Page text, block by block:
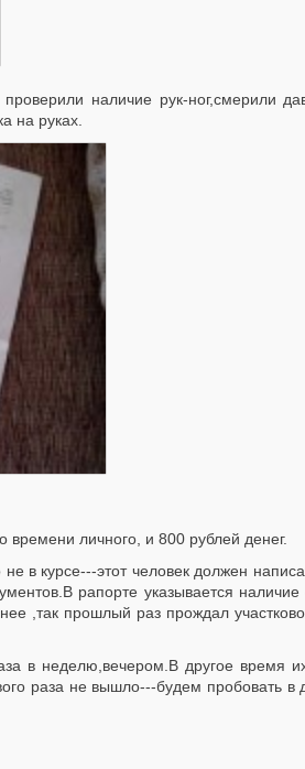
наличие рук-ног,смерили
на руках.
времени личного, и 800 рублей денег.
в курсе---этот человек должен
рапорте указывается
,так прошлый раз прождал
в неделю,вечером.В другое время
раза не вышло---будем пробовать в